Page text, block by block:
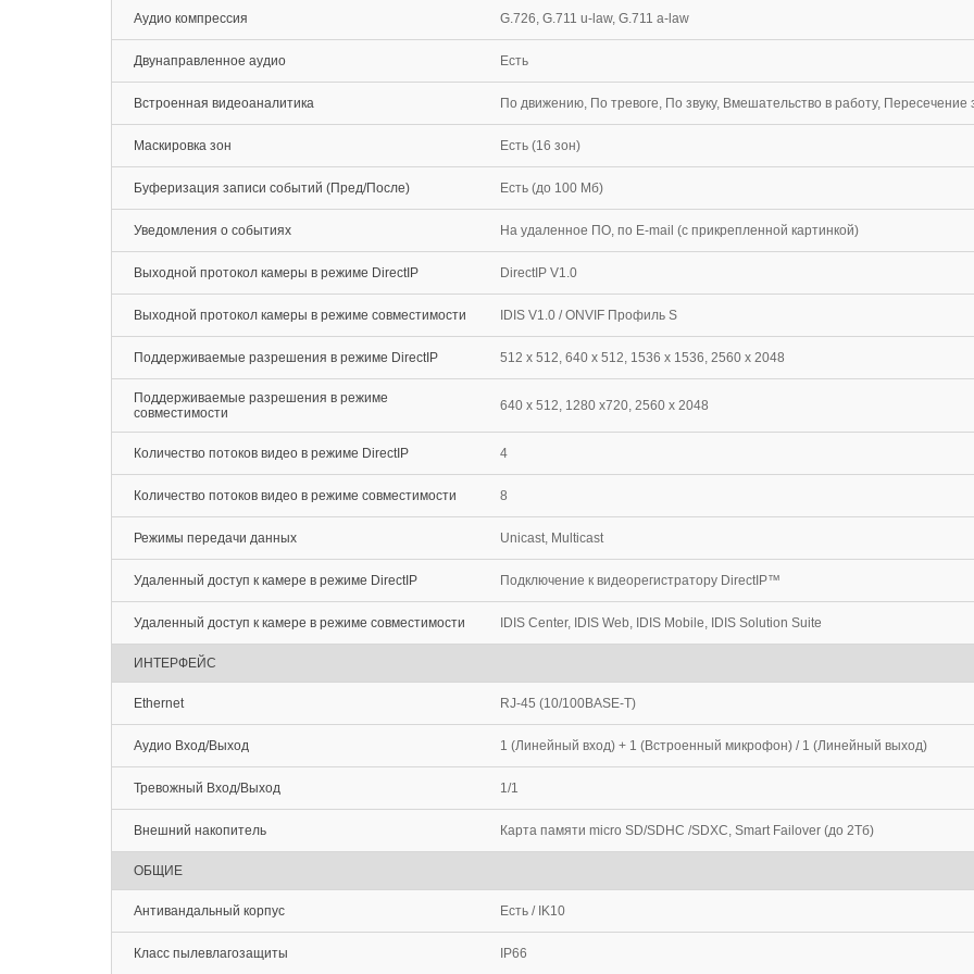
Аудио компрессия G.726, G.711 u-law, G.711 a-law
Двунаправленное аудио Есть
Встроенная видеоаналитика По движению, По тревоге, По звуку, Вмешательство в работу, Пересечение
Маскировка зон Есть (16 зон)
Буферизация записи событий (Пред/После) Есть (до 100 Мб)
Уведомления о событиях На удаленное ПО, по E-mail (с прикрепленной картинкой)
Выходной протокол камеры в режиме DirectIP DirectIP V1.0
Выходной протокол камеры в режиме совместимости IDIS V1.0 / ONVIF Профиль S
Поддерживаемые разрешения в режиме DirectIP 512 x 512, 640 x 512, 1536 x 1536, 2560 х 2048
Поддерживаемые разрешения в режиме
совместимости
640 x 512, 1280 x720, 2560 х 2048
Количество потоков видео в режиме DirectIP 4
Количество потоков видео в режиме совместимости 8
Режимы передачи данных Unicast, Multicast
Удаленный доступ к камере в режиме DirectIP Подключение к видеорегистратору DirectIP™
Удаленный доступ к камере в режиме совместимости IDIS Center, IDIS Web, IDIS Mobile, IDIS Solution Suite
ИНТЕРФЕЙС
Ethernet RJ-45 (10/100BASE-T)
Аудио Вход/Выход 1 (Линейный вход) + 1 (Встроенный микрофон) / 1 (Линейный выход)
Тревожный Вход/Выход 1/1
Внешний накопитель Карта памяти micro SD/SDHC /SDXC, Smart Failover (до 2Тб)
ОБЩИЕ
Антивандальный корпус Есть / IK10
Класс пылевлагозащиты IP66